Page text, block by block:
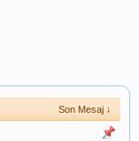
Son Mesaj ↓